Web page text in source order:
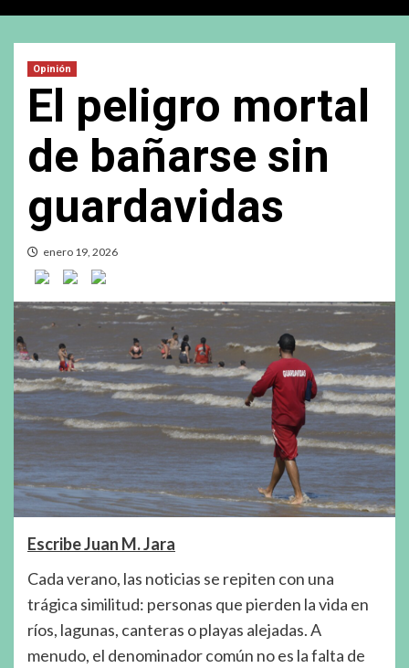
Opinión
El peligro mortal
de bañarse sin
guardavidas
enero 19, 2026
Escribe Juan M. Jara
Cada verano, las noticias se repiten con una
trágica similitud: personas que pierden la vida en
ríos, lagunas, canteras o playas alejadas. A
menudo, el denominador común no es la falta de